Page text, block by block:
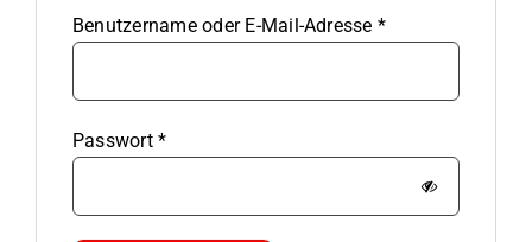
Benutzername oder E-Mail-Adresse *Erforderlich
Passwort*Erforderlich